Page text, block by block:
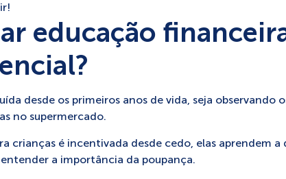
educação
desde os primeiros anos de vida, seja observando
no supermercado.
crianças é incentivada desde cedo, elas aprendem
entender a importância da poupança.